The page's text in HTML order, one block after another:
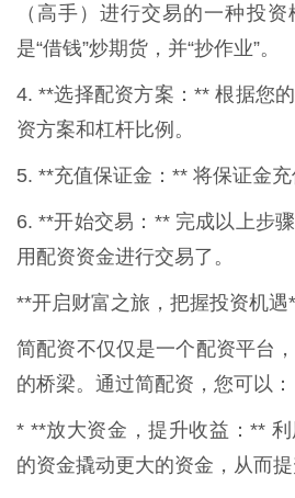
（高手）进行交易的一种投
是“借钱”炒期货，并“抄作业”。
4. **选择配资方案：** 根据您
资方案和杠杆比例。
5. **充值保证金：** 将保证金充
6. **开始交易：** 完成以上步
用配资资金进行交易了。
**开启财富之旅，把握投资机遇
简配资不仅仅是一个配资平台
的桥梁。通过简配资，您可以：
* **放大资金，提升收益：**
的资金撬动更大的资金，从而提